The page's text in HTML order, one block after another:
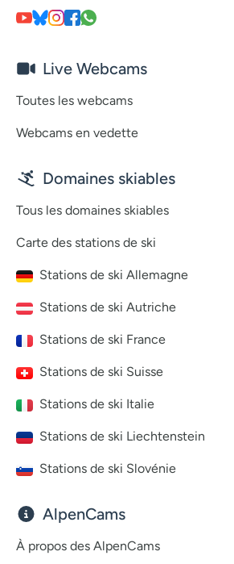
Live Webcams
Toutes les webcams
Webcams en vedette
Domaines skiables
Tous les domaines skiables
Carte des stations de ski
Stations de ski Allemagne
Stations de ski Autriche
Stations de ski France
Stations de ski Suisse
Stations de ski Italie
Stations de ski Liechtenstein
Stations de ski Slovénie
AlpenCams
À propos des AlpenCams